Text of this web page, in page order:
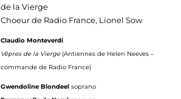
de la Vierge
Choeur de Radio France, Lionel Sow
Claudio Monteverdi
Vêpres de la Vierge(Antiennes de Helen Neeves –
commande de Radio France)
Gwendoline Blondeel soprano